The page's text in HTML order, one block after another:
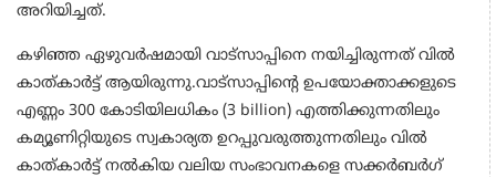
അറിയിച്ചത്.
കഴിഞ്ഞ ഏഴുവർഷമായി വാട്സാപ്പിനെ നയിച്ചിരുന്നത് വിൽ
കാത്‌കാർട്ട് ആയിരുന്നു.വാട്സാപ്പിന്റെ ഉപയോക്താക്കളുടെ
എണ്ണം 300 കോടിയിലധികം (3 billion) എത്തിക്കുന്നതിലും
കമ്യൂണിറ്റിയുടെ സ്വകാര്യത ഉറപ്പുവരുത്തുന്നതിലും വിൽ
കാത്‌കാർട്ട് നൽകിയ വലിയ സംഭാവനകളെ സക്കർബർഗ്